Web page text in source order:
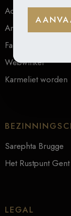
Actueel
Archief
Faq
Webwinkel
Karmeliet worden
Sarephta Brugge
Het Rustpunt Gent
LEGAL